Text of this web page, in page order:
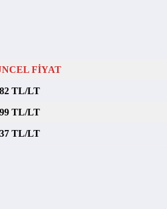
FİYAT
TL/LT
TL/LT
TL/LT